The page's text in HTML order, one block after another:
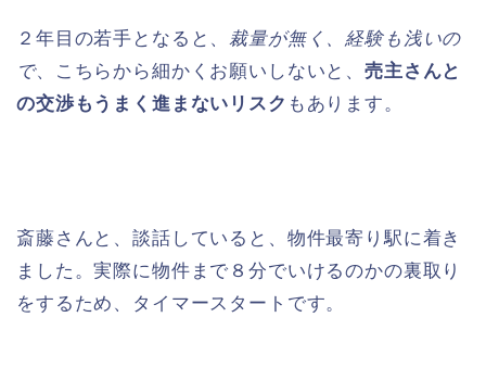
２年目の若手となると、 裁量が無く、経験も浅いの
で、こちらから細かくお願いしないと、売主さんと
の交渉もうまく進まないリスク もあります。
斎藤さんと、談話していると、物件最寄り駅に着き
ました。実際に物件まで８分でいけるのかの裏取り
をするため、タイマースタートです。